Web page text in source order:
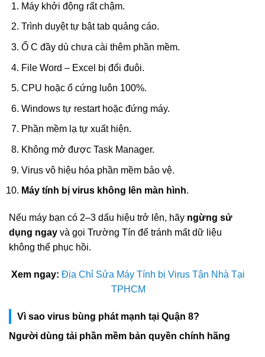
Máy khởi động rất chậm.
Trình duyệt tự bật tab quảng cáo.
Ổ C đầy dù chưa cài thêm phần mềm.
File Word – Excel bị đổi đuôi.
CPU hoặc ổ cứng luôn 100%.
Windows tự restart hoặc đứng máy.
Phần mềm lạ tự xuất hiện.
Không mở được Task Manager.
Virus vô hiệu hóa phần mềm bảo vệ.
Máy tính bị virus không lên màn hình.
Nếu máy bạn có 2–3 dấu hiệu trở lên, hãy ngừng sử
dụng ngay và gọi Trường Tín để tránh mất dữ liệu
không thể phục hồi.
Xem ngay: Địa Chỉ Sửa Máy Tính bị Virus Tận Nhà Tại
TPHCM
Vì sao virus bùng phát mạnh tại Quận 8?
Người dùng tải phần mềm bản quyền chính hãng